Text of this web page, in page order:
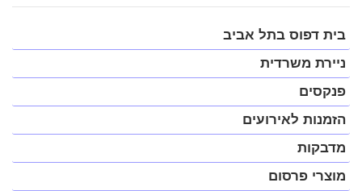
פתח
תפריט
במצב
נגיש
(התפריט
יפתח
בחלונית
בית דפוס בתל אביב
ניירת משרדית
פנקסים
הזמנות לאירועים
מדבקות
מוצרי פרסום